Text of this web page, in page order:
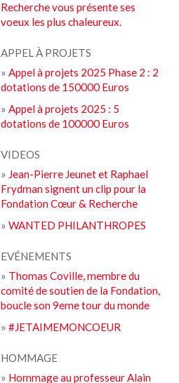
Recherche vous présente ses
voeux les plus chaleureux.
APPEL À PROJETS
»Appel à projets 2025 Phase 2 : 2
dotations de 150000 Euros
»Appel à projets 2025 : 5
dotations de 100000 Euros
VIDEOS
» Jean-Pierre Jeunet et Raphael
Frydman signent un clip pour la
Fondation Cœur & Recherche
»WANTED PHILANTHROPES
EVÉNEMENTS
» Thomas Coville, membre du
comité de soutien de la Fondation,
boucle son 9eme tour du monde
»#JETAIMEMONCOEUR
HOMMAGE
» Hommage au professeur Alain